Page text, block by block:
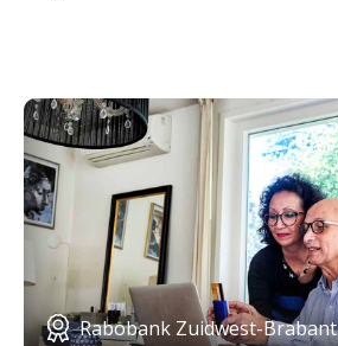
Rabobank Zuidwest-Brabant